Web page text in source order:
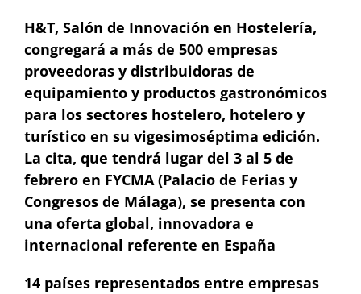
H&T, Salón de Innovación en Hostelería,
congregará a más de 500 empresas
proveedoras y distribuidoras de
equipamiento y productos gastronómicos
para los sectores hostelero, hotelero y
turístico en su vigesimoséptima edición.
La cita, que tendrá lugar del 3 al 5 de
febrero en FYCMA (Palacio de Ferias y
Congresos de Málaga), se presenta con
una oferta global, innovadora e
internacional referente en España
14 países representados entre empresas